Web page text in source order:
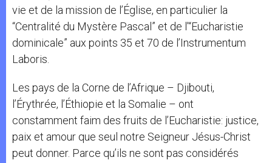
vie et de la mission de l’Église, en particulier la
“Centralité du Mystère Pascal” et de l’“Eucharistie
dominicale” aux points 35 et 70 de l’Instrumentum
Laboris.
Les pays de la Corne de l’Afrique – Djibouti,
l’Érythrée, l’Éthiopie et la Somalie – ont
constamment faim des fruits de l’Eucharistie: justice,
paix et amour que seul notre Seigneur Jésus-Christ
peut donner. Parce qu’ils ne sont pas considérés